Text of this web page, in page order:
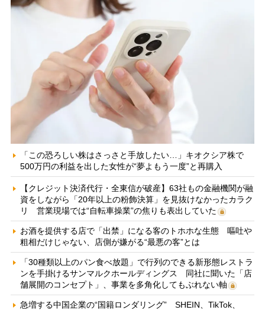
「この恐ろしい株はさっさと手放したい…」キオクシア株で
500万円の利益を出した女性が“夢よもう一度”と再購入
【クレジット決済代行・全東信が破産】63社もの金融機関が融
資をしながら「20年以上の粉飾決算」を見抜けなかったカラク
リ 営業現場では“自転車操業”の焦りも表出していた
お酒を提供する店で「出禁」になる客のトホホな生態 嘔吐や
粗相だけじゃない、店側が嫌がる“最悪の客”とは
「30種類以上のパン食べ放題」で行列のできる新形態レストラ
ンを手掛けるサンマルクホールディングス 同社に聞いた「店
舗展開のコンセプト」、事業を多角化してもぶれない軸
急増する中国企業の“国籍ロンダリング” SHEIN、TikTok、